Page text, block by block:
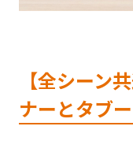
【全シーン
ナーとタブ